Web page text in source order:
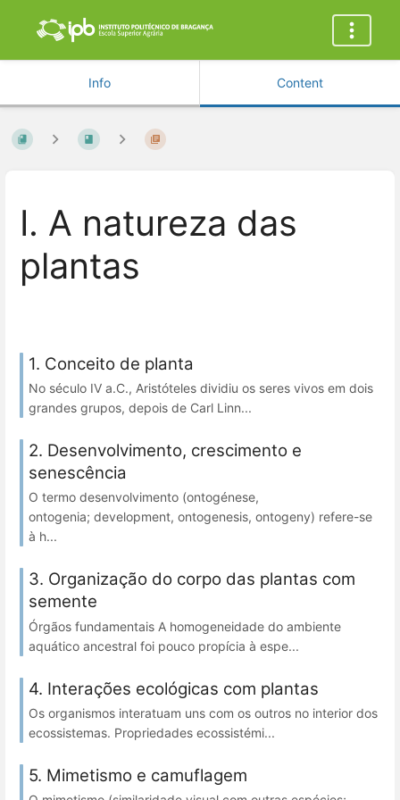
Info Content
I. A natureza das
plantas
1. Conceito de planta
No século IV a.C., Aristóteles dividiu os seres vivos em dois
grandes grupos, depois de Carl Linn...
2. Desenvolvimento, crescimento e
senescência
O termo desenvolvimento (ontogénese,
ontogenia; development, ontogenesis, ontogeny) refere-se
à h...
3. Organização do corpo das plantas com
semente
Órgãos fundamentais A homogeneidade do ambiente
aquático ancestral foi pouco propícia à espe...
4. Interações ecológicas com plantas
Os organismos interatuam uns com os outros no interior dos
ecossistemas. Propriedades ecossistémi...
5. Mimetismo e camuflagem